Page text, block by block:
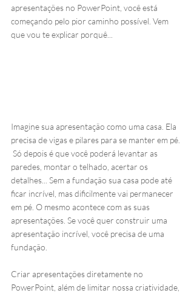
apresentações no PowerPoint, você está
começando pelo pior caminho possível. Vem
que vou te explicar porquê...
Imagine sua apresentação como uma casa. Ela
precisa de vigas e pilares para se manter em pé.
Só depois é que você poderá levantar as
paredes, montar o telhado, acertar os
detalhes... Sem a fundação sua casa pode até
ficar incrível, mas dificilmente vai permanecer
em pé. O mesmo acontece com as suas
apresentações. Se você quer construir uma
apresentação incrível, você precisa de uma
fundação.
Criar apresentações diretamente no
PowerPoint, além de limitar nossa criatividade,